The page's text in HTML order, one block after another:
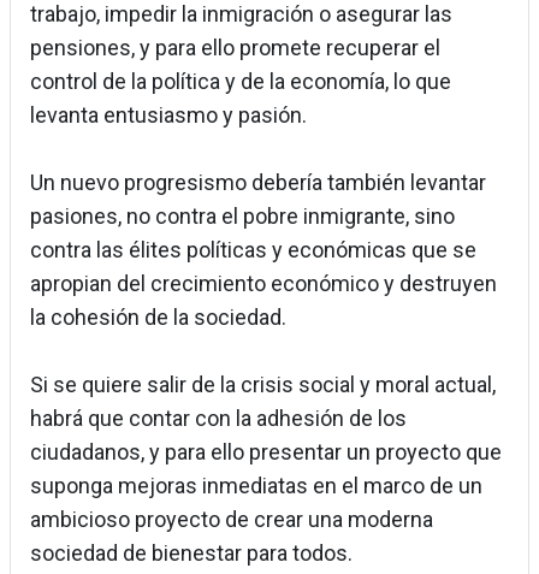
trabajo, impedir la inmigración o asegurar las
pensiones, y para ello promete recuperar el
control de la política y de la economía, lo que
levanta entusiasmo y pasión.
Un nuevo progresismo debería también levantar
pasiones, no contra el pobre inmigrante, sino
contra las élites políticas y económicas que se
apropian del crecimiento económico y destruyen
la cohesión de la sociedad.
Si se quiere salir de la crisis social y moral actual,
habrá que contar con la adhesión de los
ciudadanos, y para ello presentar un proyecto que
suponga mejoras inmediatas en el marco de un
ambicioso proyecto de crear una moderna
sociedad de bienestar para todos.